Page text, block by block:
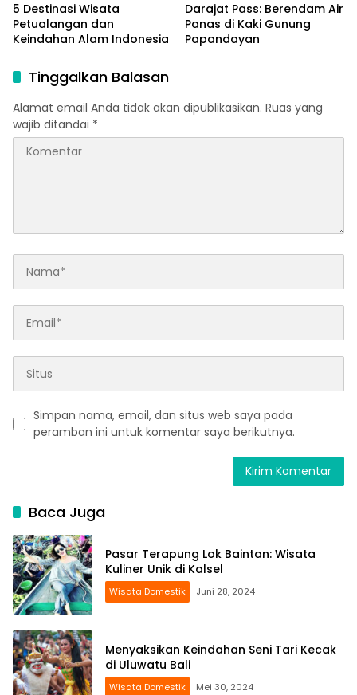
5 Destinasi Wisata
Petualangan dan
Keindahan Alam Indonesia
Darajat Pass: Berendam Air
Panas di Kaki Gunung
Papandayan
Tinggalkan Balasan
Alamat email Anda tidak akan dipublikasikan. Ruas yang
wajib ditandai *
Simpan nama, email, dan situs web saya pada
peramban ini untuk komentar saya berikutnya.
Baca Juga
Pasar Terapung Lok Baintan: Wisata
Kuliner Unik di Kalsel
Wisata Domestik Juni 28, 2024
Menyaksikan Keindahan Seni Tari Kecak
di Uluwatu Bali
Wisata Domestik Mei 30, 2024